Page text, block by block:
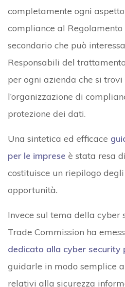
completamente ogni
compliance al Regolamento
secondario che può
Responsabili del
per ogni azienda che si
l’organizzazione di
protezione dei dati.
Una sintetica ed efficace
per le imprese è stata resa
costituisce un riepilogo
opportunità.
Invece sul tema della cyber
Trade Commission ha
dedicato alla cyber security
guidarle in modo semplice
relativi alla sicurezza